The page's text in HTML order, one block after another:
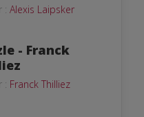
: Alexis Laipsker
- Franck
: Franck Thilliez